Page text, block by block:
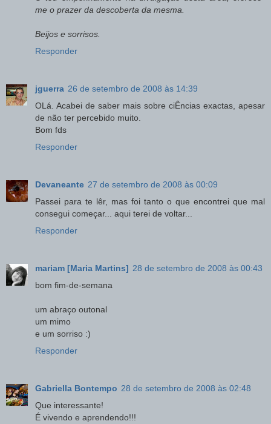
me o prazer da descoberta da mesma.
Beijos e sorrisos.
Responder
jguerra 26 de setembro de 2008 às 14:39
OLá. Acabei de saber mais sobre ciÊncias exactas, apesar
de não ter percebido muito.
Bom fds
Responder
Devaneante 27 de setembro de 2008 às 00:09
Passei para te lêr, mas foi tanto o que encontrei que mal
consegui começar... aqui terei de voltar...
Responder
mariam [Maria Martins] 28 de setembro de 2008 às 00:43
bom fim-de-semana
um abraço outonal
um mimo
e um sorriso :)
Responder
Gabriella Bontempo 28 de setembro de 2008 às 02:48
Que interessante!
É vivendo e aprendendo!!!